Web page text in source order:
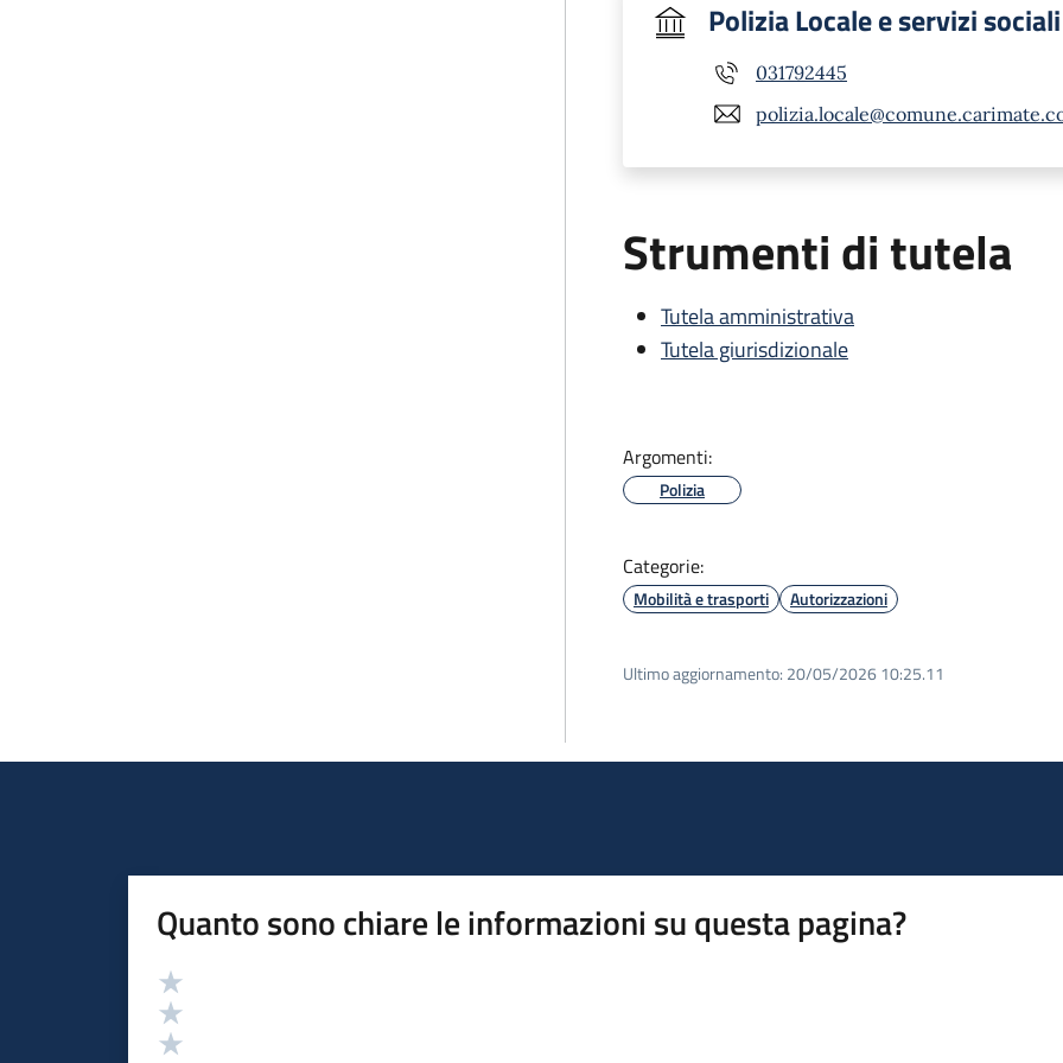
Polizia Locale e servizi sociali
031792445
Strumenti di tutela
Tutela amministrativa
Tutela giurisdizionale
Argomenti:
Polizia
Categorie:
Mobilità e trasporti Autorizzazioni
Ultimo aggiornamento: 20/05/2026 10:25.11
Quanto sono chiare le informazioni su questa pagina?
Valutazione